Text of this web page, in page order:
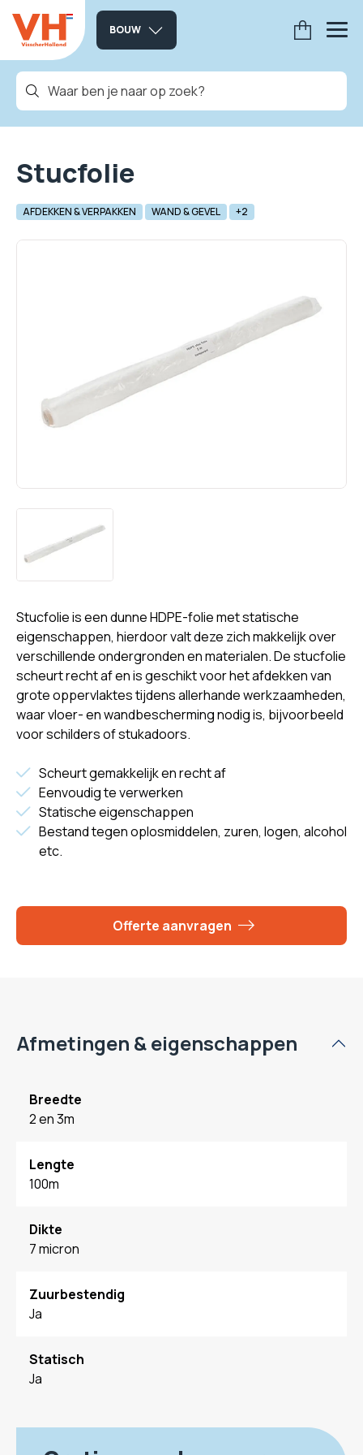
BOUW
Stucfolie
AFDEKKEN & VERPAKKEN WAND & GEVEL +2
Stucfolie is een dunne HDPE-folie met statische
eigenschappen, hierdoor valt deze zich makkelijk over
verschillende ondergronden en materialen. De stucfolie
scheurt recht af en is geschikt voor het afdekken van
grote oppervlaktes tijdens allerhande werkzaamheden,
waar vloer- en wandbescherming nodig is, bijvoorbeeld
voor schilders of stukadoors.
Scheurt gemakkelijk en recht af
Eenvoudig te verwerken
Statische eigenschappen
Bestand tegen oplosmiddelen, zuren, logen, alcohol
etc.
Offerte aanvragen
Afmetingen & eigenschappen
Breedte
2 en 3m
Lengte
100m
Dikte
7 micron
Zuurbestendig
Ja
Statisch
Ja